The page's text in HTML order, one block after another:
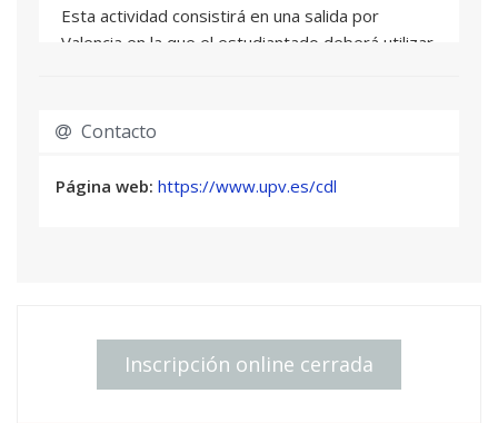
Esta actividad consistirá en una salida por
Valencia en la que el estudiantado deberá utilizar
como contexto de interacción oral y la visita a un
Politècnica de València, como San Nicolás o Los
Santos Juanes.
narración de experiencias, expresión de
opiniones y producción de textos sencillos y
cohesionados. (30+30)
Contacto
Página web: https://www.upv.es/cdl
Inscripción online cerrada